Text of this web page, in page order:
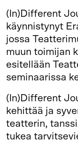
(In)Different
käynnistynyt
jossa
muun toimijan
esitellään
seminaarissa
(In)Different
kehittää ja
teatterin,
tukea